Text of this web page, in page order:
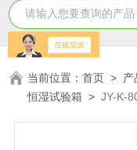
当前位置：首页 > 产
恒湿试验箱 >JY-K-